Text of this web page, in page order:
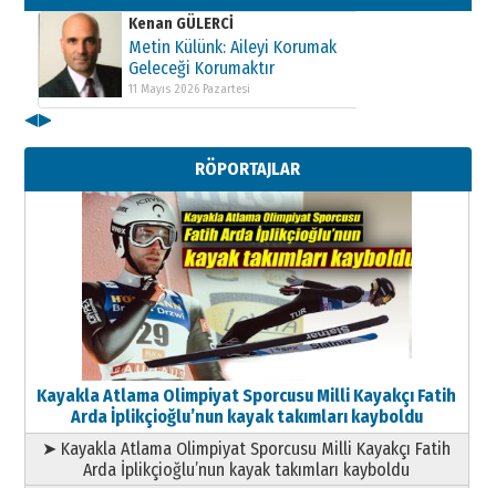
Kenan GÜLERCİ
Metin Külünk: Aileyi Korumak
Geleceği Korumaktır
11 Mayıs 2026 Pazartesi
Metin Külünk: Aileyi Korumak
Geleceği Korumaktır
11 Mayıs 2026 Pazartesi
◀▶
RÖPORTAJLAR
Kayakla Atlama Olimpiyat Sporcusu Milli Kayakçı Fatih
Arda İplikçioğlu’nun kayak takımları kayboldu
➤ Kayakla Atlama Olimpiyat Sporcusu Milli Kayakçı Fatih
Arda İplikçioğlu’nun kayak takımları kayboldu